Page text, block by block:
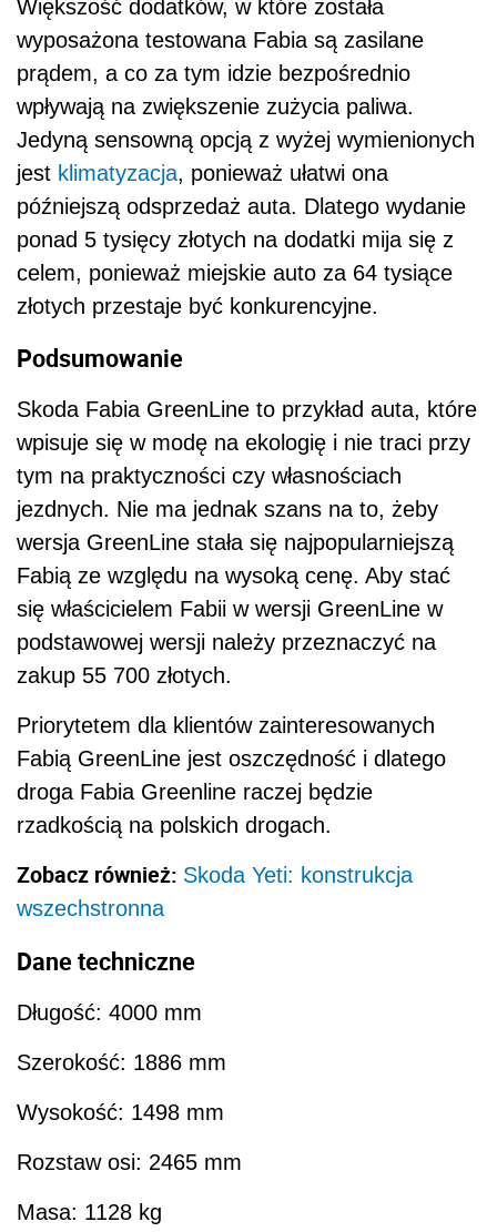
Większość dodatków, w które została
wyposażona testowana Fabia są zasilane
prądem, a co za tym idzie bezpośrednio
wpływają na zwiększenie zużycia paliwa.
Jedyną sensowną opcją z wyżej wymienionych
jest klimatyzacja, ponieważ ułatwi ona
późniejszą odsprzedaż auta. Dlatego wydanie
ponad 5 tysięcy złotych na dodatki mija się z
celem, ponieważ miejskie auto za 64 tysiące
złotych przestaje być konkurencyjne.
Podsumowanie
Skoda Fabia GreenLine to przykład auta, które
wpisuje się w modę na ekologię i nie traci przy
tym na praktyczności czy własnościach
jezdnych. Nie ma jednak szans na to, żeby
wersja GreenLine stała się najpopularniejszą
Fabią ze względu na wysoką cenę. Aby stać
się właścicielem Fabii w wersji GreenLine w
podstawowej wersji należy przeznaczyć na
zakup 55 700 złotych.
Priorytetem dla klientów zainteresowanych
Fabią GreenLine jest oszczędność i dlatego
droga Fabia Greenline raczej będzie
rzadkością na polskich drogach.
Zobacz również: Skoda Yeti: konstrukcja
wszechstronna
Dane techniczne
Długość: 4000 mm
Szerokość: 1886 mm
Wysokość: 1498 mm
Rozstaw osi: 2465 mm
Masa: 1128 kg